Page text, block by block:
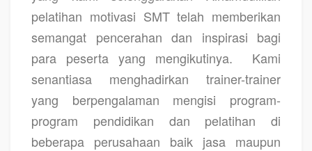
pelatihan motivasi SMT telah memberikan
semangat pencerahan dan inspirasi bagi
para peserta yang mengikutinya.
Kami
senantiasa menghadirkan trainer-trainer
yang berpengalaman mengisi program-
program pendidikan dan pelatihan di
beberapa perusahaan baik jasa maupun